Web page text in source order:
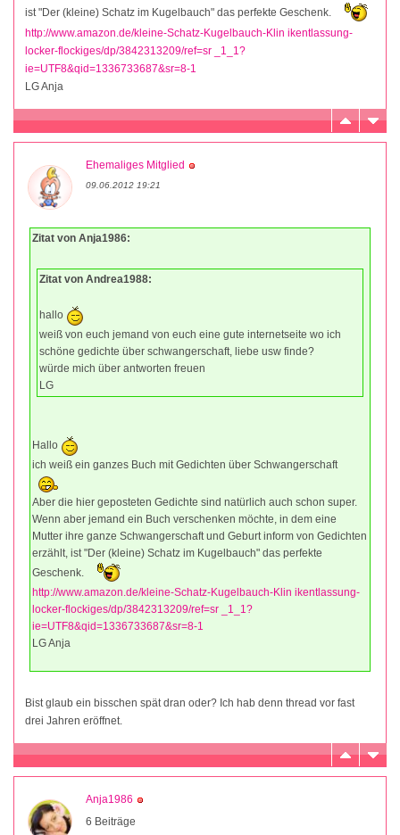
ist "Der (kleine) Schatz im Kugelbauch" das perfekte Geschenk.
http://www.amazon.de/kleine-Schatz-Kugelbauch-Klin ikentlassung-
locker-flockiges/dp/3842313209/ref=sr _1_1?
ie=UTF8&qid=1336733687&sr=8-1
LG Anja
Ehemaliges Mitglied
09.06.2012 19:21
Zitat von Anja1986:
Zitat von Andrea1988:
hallo
weiß von euch jemand von euch eine gute internetseite wo ich
schöne gedichte über schwangerschaft, liebe usw finde?
würde mich über antworten freuen
LG
Hallo
ich weiß ein ganzes Buch mit Gedichten über Schwangerschaft
Aber die hier geposteten Gedichte sind natürlich auch schon super.
Wenn aber jemand ein Buch verschenken möchte, in dem eine
Mutter ihre ganze Schwangerschaft und Geburt inform von Gedichten
erzählt, ist "Der (kleine) Schatz im Kugelbauch" das perfekte
Geschenk.
http://www.amazon.de/kleine-Schatz-Kugelbauch-Klin ikentlassung-
locker-flockiges/dp/3842313209/ref=sr _1_1?
ie=UTF8&qid=1336733687&sr=8-1
LG Anja
Bist glaub ein bisschen spät dran oder? Ich hab denn thread vor fast
drei Jahren eröffnet.
Anja1986
6 Beiträge